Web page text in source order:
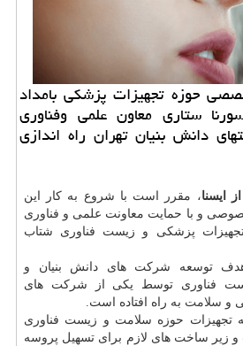
حوزه تجهیزات پزشكی بامداد
ستاری معاون علمی وفناوری
دانش بنیان تهران راه اندازی
ایسنا، مقرر است با شروع به كار این
و با حمایت معاونت علمی و فناوری
تجهیزات پزشكی و زیست فناوری شتاب
هدف توسعه شركت های دانش بنیان و
فناوری توسط یكی از شركت های
و سلامت به راه افتاده است.
تجهیزات حوزه سلامت و زیست فناوری
و زیر ساخت های لازم برای تسهیل پروسه